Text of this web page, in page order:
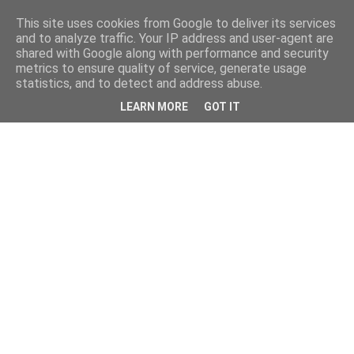
This site uses cookies from Google to deliver its services
and to analyze traffic. Your IP address and user-agent are
shared with Google along with performance and security
metrics to ensure quality of service, generate usage
statistics, and to detect and address abuse.
LEARN MORE GOT IT